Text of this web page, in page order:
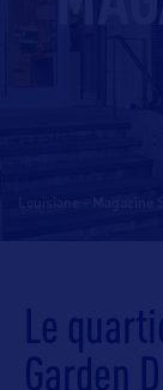
Le
Garden